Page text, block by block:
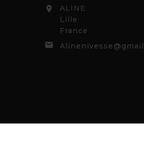

ALINE
Lille
France
